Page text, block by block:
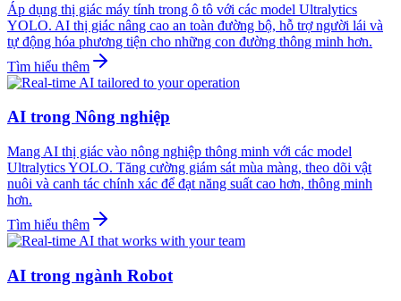
Áp dụng thị giác máy tính trong ô tô với các model Ultralytics
YOLO. AI thị giác nâng cao an toàn đường bộ, hỗ trợ người lái và
tự động hóa phương tiện cho những con đường thông minh hơn.
Tìm hiểu thêm
AI trong Nông nghiệp
Mang AI thị giác vào nông nghiệp thông minh với các model
Ultralytics YOLO. Tăng cường giám sát mùa màng, theo dõi vật
nuôi và canh tác chính xác để đạt năng suất cao hơn, thông minh
hơn.
Tìm hiểu thêm
AI trong ngành Robot